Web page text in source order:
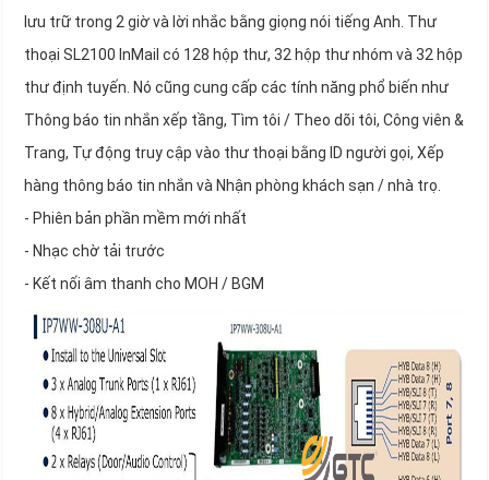
lưu trữ trong 2 giờ và lời nhắc bằng giọng nói tiếng Anh. Thư
thoại SL2100 InMail có 128 hộp thư, 32 hộp thư nhóm và 32 hộp
thư định tuyến. Nó cũng cung cấp các tính năng phổ biến như
Thông báo tin nhắn xếp tầng, Tìm tôi / Theo dõi tôi, Công viên &
Trang, Tự động truy cập vào thư thoại bằng ID người gọi, Xếp
hàng thông báo tin nhắn và Nhận phòng khách sạn / nhà trọ.
- Phiên bản phần mềm mới nhất
- Nhạc chờ tải trước
- Kết nối âm thanh cho MOH / BGM